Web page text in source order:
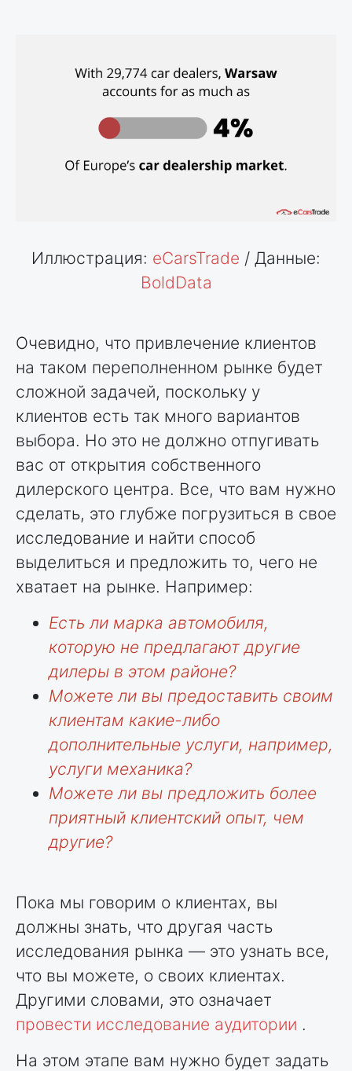
Иллюстрация: eCarsTrade / Данные:
BoldData
Очевидно, что привлечение клиентов
на таком переполненном рынке будет
сложной задачей, поскольку у
клиентов есть так много вариантов
выбора. Но это не должно отпугивать
вас от открытия собственного
дилерского центра. Все, что вам нужно
сделать, это глубже погрузиться в свое
исследование и найти способ
выделиться и предложить то, чего не
хватает на рынке. Например:
Есть ли марка автомобиля,
которую не предлагают другие
дилеры в этом районе?
Можете ли вы предоставить своим
клиентам какие-либо
дополнительные услуги, например,
услуги механика?
Можете ли вы предложить более
приятный клиентский опыт, чем
другие?
Пока мы говорим о клиентах, вы
должны знать, что другая часть
исследования рынка — это узнать все,
что вы можете, о своих клиентах.
Другими словами, это означает
провести исследование аудитории .
На этом этапе вам нужно будет задать